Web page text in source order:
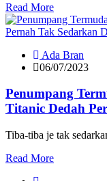
Read More
Ada Bran
06/07/2023
Penumpang
Titanic Dedah
Tiba-tiba je tak
Read More